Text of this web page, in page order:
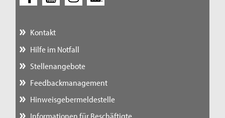
Kontakt
Hilfe im Notfall
Stellenangebote
Feedbackmanagement
Hinweisgebermeldestelle